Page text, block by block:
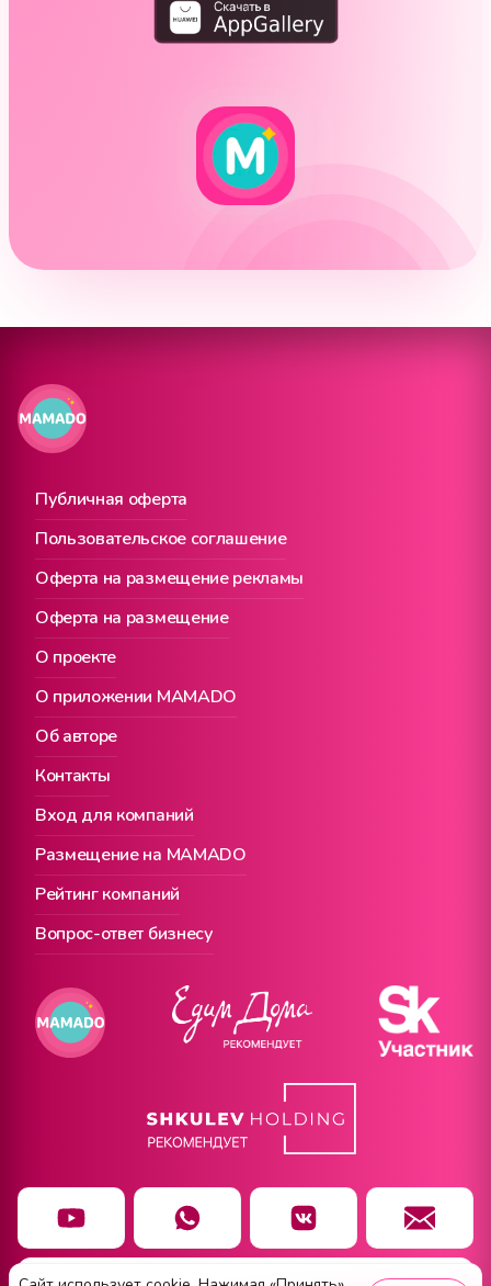
Публичная оферта
О проекте
Вход для компаний
Пользовательское соглашение
О приложении MAMADO
Размещение на MAMADO
Оферта на размещение рекламы
Об авторе
Рейтинг компаний
Оферта на размещение
Контакты
Вопрос-ответ бизнесу